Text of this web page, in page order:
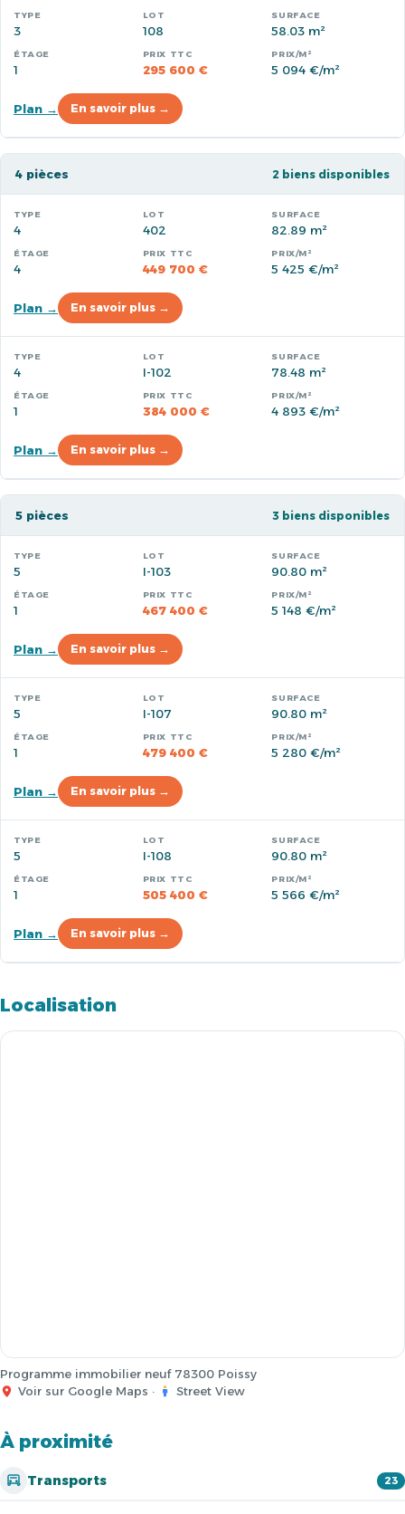
3 108 58.03 m²
1 295 600 € 5 094 €/m²
Plan → En savoir plus →
4 pièces 2 biens disponibles
4 402 82.89 m²
4 449 700 € 5 425 €/m²
Plan → En savoir plus →
4 I-102 78.48 m²
1 384 000 € 4 893 €/m²
Plan → En savoir plus →
5 pièces 3 biens disponibles
5 I-103 90.80 m²
1 467 400 € 5 148 €/m²
Plan → En savoir plus →
5 I-107 90.80 m²
1 479 400 € 5 280 €/m²
Plan → En savoir plus →
5 I-108 90.80 m²
1 505 400 € 5 566 €/m²
Plan → En savoir plus →
Localisation
Programme immobilier neuf 78300 Poissy
Voir sur Google Maps · Street View
À proximité
Transports 23